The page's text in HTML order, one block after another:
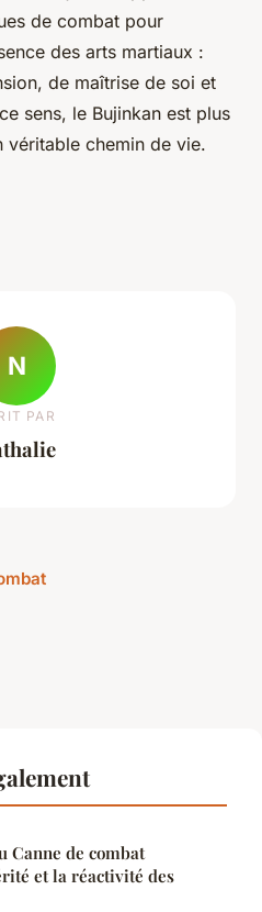
de combat pour
des arts martiaux :
de maîtrise de soi et
sens, le Bujinkan est plus
véritable chemin de vie.
N
PAR
Canne de combat
et la réactivité des